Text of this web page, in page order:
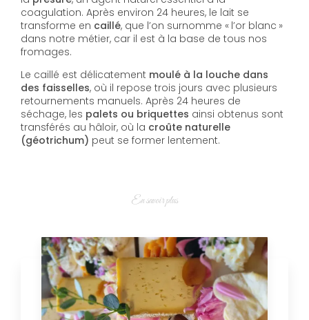
coagulation. Après environ 24 heures, le lait se
transforme en caillé, que l’on surnomme « l’or blanc »
dans notre métier, car il est à la base de tous nos
fromages.
Le caillé est délicatement moulé à la louche dans
des faisselles, où il repose trois jours avec plusieurs
retournements manuels. Après 24 heures de
séchage, les palets ou briquettes ainsi obtenus sont
transférés au hâloir, où la croûte naturelle
(géotrichum) peut se former lentement.
En savoir plus